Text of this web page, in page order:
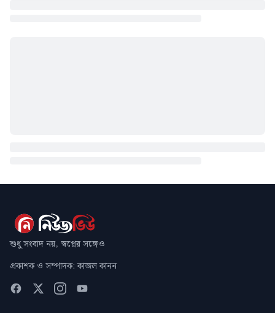
শুধু সংবাদ নয়, স্বপ্নের সঙ্গেও
প্রকাশক ও সম্পাদক: কাজল কানন